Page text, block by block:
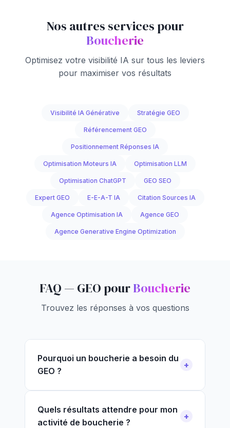
Nos autres services pour
Boucherie
Optimisez votre visibilité IA sur tous les leviers
pour maximiser vos résultats
Visibilité IA Générative Stratégie GEO
Référencement GEO
Positionnement Réponses IA
Optimisation Moteurs IA Optimisation LLM
Optimisation ChatGPT GEO SEO
Expert GEO E-E-A-T IA Citation Sources IA
Agence Optimisation IA Agence GEO
Agence Generative Engine Optimization
FAQ — GEO pourBoucherie
Trouvez les réponses à vos questions
Pourquoi un boucherie a besoin du
GEO ?
Quels résultats attendre pour mon
activité de boucherie ?